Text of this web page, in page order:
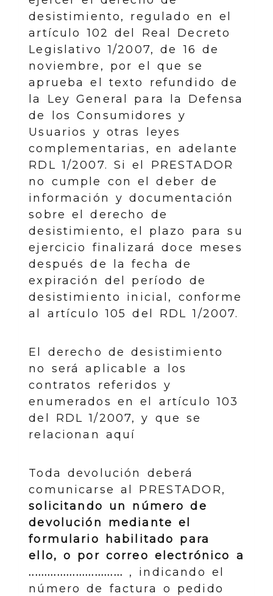
desistimiento, regulado en el
artículo 102 del Real Decreto
Legislativo 1/2007, de 16 de
noviembre, por el que se
aprueba el texto refundido de
la Ley General para la Defensa
de los Consumidores y
Usuarios y otras leyes
complementarias, en adelante
RDL 1/2007. Si el PRESTADOR
no cumple con el deber de
información y documentación
sobre el derecho de
desistimiento, el plazo para su
ejercicio finalizará doce meses
después de la fecha de
expiración del período de
desistimiento inicial, conforme
al artículo 105 del RDL 1/2007.
El derecho de desistimiento
no será aplicable a los
contratos referidos y
enumerados en el artículo 103
del RDL 1/2007, y que se
relacionan aquí
Toda devolución deberá
comunicarse al PRESTADOR,
solicitando un número de
devolución mediante el
formulario habilitado para
ello, o por correo electrónico a
.............................. , indicando el
número de factura o pedido